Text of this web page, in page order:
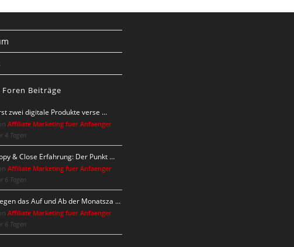
Beiträge
zwei digitale Produkte verse …
Affiliate Marketing fuer Anfaenger
4 Tagen
& Close Erfahrung: Der Punkt …
Affiliate Marketing fuer Anfaenger
6 Tagen
das Auf und Ab der Monatsza …
Affiliate Marketing fuer Anfaenger
6 Tagen